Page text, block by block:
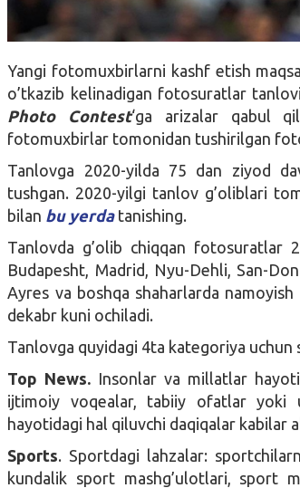
Yangi fotomuxbirlarni kashf etish
o’tkazib kelinadigan fotosuratlar
Photo Contest‘ga arizalar qabul
fotomuxbirlar tomonidan tushirilgan
Tanlovga 2020-yilda 75 dan ziyod
tushgan. 2020-yilgi tanlov g’oliblari
bilan bu yerdatanishing.
Tanlovda g’olib chiqqan fotosuratlar
Budapesht, Madrid, Nyu-Dehli, San-
Ayres va boshqa shaharlarda
dekabr kuni ochiladi.
Tanlovga quyidagi 4ta kategoriya uchun
Top News. Insonlar va millatlar
ijtimoiy voqealar, tabiiy ofatlar yoki
hayotidagi hal qiluvchi daqiqalar kabilar
Sports. Sportdagi lahzalar:
kundalik sport mashg’ulotlari, sport